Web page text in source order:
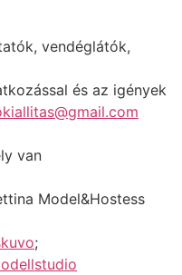
vendéglátók,
és az igények
@gmail.com
van
Model&Hostess
;